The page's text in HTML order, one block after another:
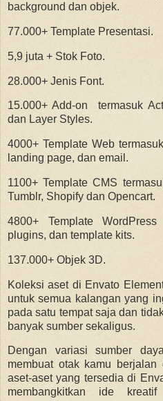
background dan objek.
77.000+ Template Presentasi.
5,9 juta + Stok Foto.
28.000+ Jenis Font.
15.000+ Add-on termasuk
dan Layer Styles.
4000+ Template Web
landing page, dan email.
1100+ Template CMS
Tumblr, Shopify dan Opencart.
4800+ Template
plugins, dan template kits.
137.000+ Objek 3D.
Koleksi aset di Envato
untuk semua kalangan yang
pada satu tempat saja dan
banyak sumber sekaligus.
Dengan variasi sumber
membuat otak kamu berjalan
aset-aset yang tersedia di
membangkitkan ide